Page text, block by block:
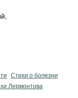
Стихи о болезни
Лермонтова